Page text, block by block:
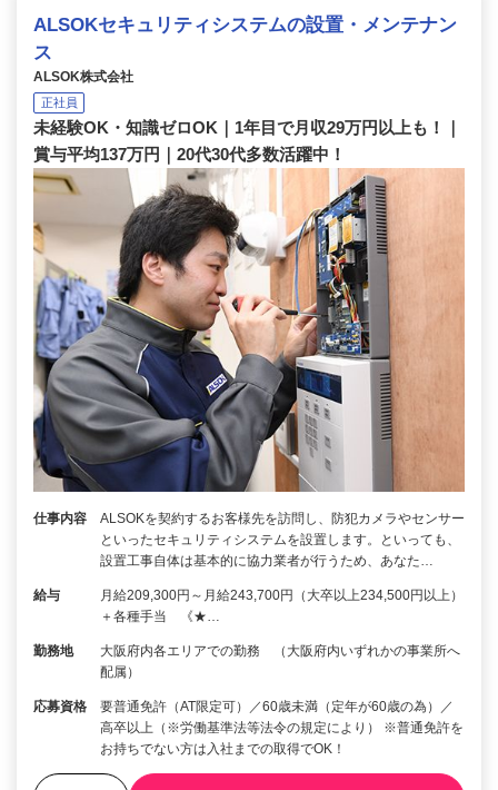
ALSOKセキュリティシステムの設置・メンテナン
ス
ALSOK株式会社
正社員
未経験OK・知識ゼロOK｜1年目で月収29万円以上も！｜
賞与平均137万円｜20代30代多数活躍中！
仕事内容
ALSOKを契約するお客様先を訪問し、防犯カメラやセンサー
といったセキュリティシステムを設置します。といっても、
設置工事自体は基本的に協力業者が行うため、あなた…
給与
月給209,300円～月給243,700円（大卒以上234,500円以上）
＋各種手当 《★…
勤務地
大阪府内各エリアでの勤務 （大阪府内いずれかの事業所へ
配属）
応募資格
要普通免許（AT限定可）／60歳未満（定年が60歳の為）／
高卒以上（※労働基準法等法令の規定により） ※普通免許を
お持ちでない方は入社までの取得でOK！